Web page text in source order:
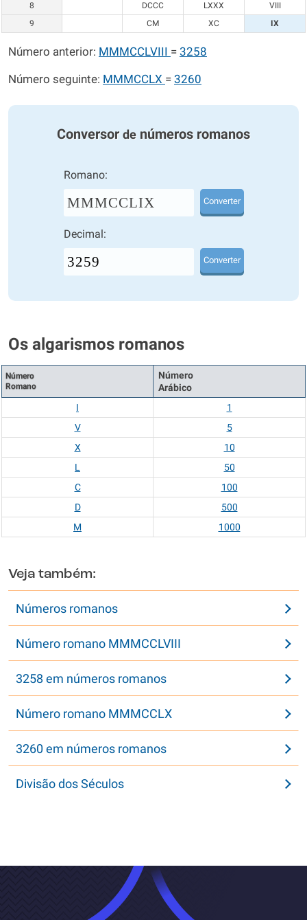
8
DCCC LXXX
VIII
9
CM XC IX
Número anterior: MMMCCLVIII = 3258
Número seguinte: MMMCCLX = 3260
Conversor de números romanos
Romano:
MMMCCLIX Converter
Decimal:
Converter
Os algarismos romanos
Número
Romano
Número
Arábico
I
1
V
5
X
10
L
50
C
100
D
500
M
1000
Veja também:
Números romanos
Número romano MMMCCLVIII
3258 em números romanos
Número romano MMMCCLX
3260 em números romanos
Divisão dos Séculos